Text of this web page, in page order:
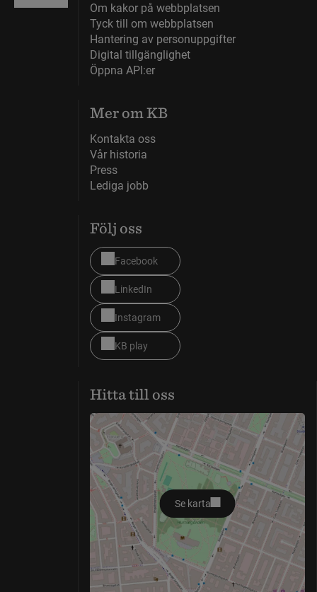
Om kakor på webbplatsen
Tyck till om webbplatsen
Hantering av personuppgifter
Digital tillgänglighet
Öppna API:er
Mer om KB
Kontakta oss
Vår historia
Press
Lediga jobb
Följ oss
Facebook
LinkedIn
Instagram
KB play
Hitta till oss
Se karta
öppnas i nytt fönster